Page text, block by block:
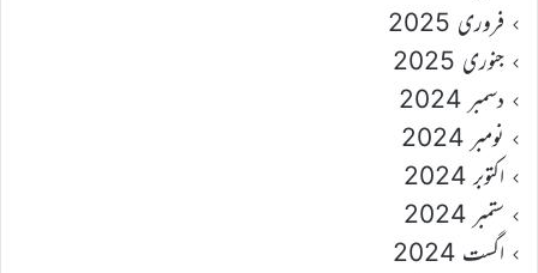
فروری 2025
جنوری 2025
دسمبر 2024
نومبر 2024
اکتوبر 2024
ستمبر 2024
اگست 2024